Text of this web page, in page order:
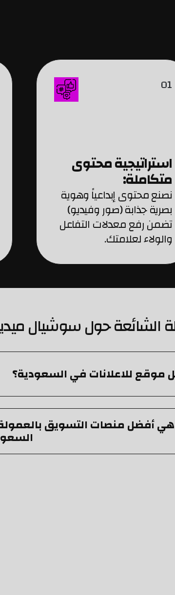
01
استراتيجية محتوى
متكاملة:
نصنع محتوى إبداعياً وهوية
بصرية جذابة (صور وفيديو)
تضمن رفع معدلات التفاعل
والولاء لعلامتك.
الشائعة حول سوشيال
موقع للاعلانات في السعودية؟
أفضل منصات التسويق